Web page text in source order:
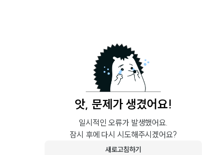
앗, 문제가 생겼어요!
일시적인 오류가 발생했어요.
잠시 후에 다시 시도해주시겠어요?
새로고침하기